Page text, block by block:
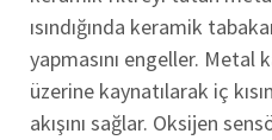
ısındığında keramik
yapmasını engeller. Metal
üzerine kaynatılarak iç
akışını sağlar. Oksijen